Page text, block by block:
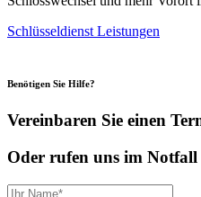
Schlüsseldienst Leistungen
Benötigen Sie Hilfe?
Vereinbaren Sie einen
Oder rufen uns im